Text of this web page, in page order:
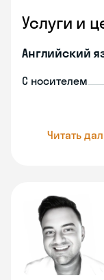
Услуги и
Английский
С носителем
Читать